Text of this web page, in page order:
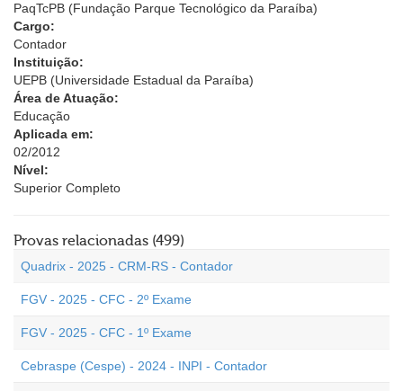
PaqTcPB (Fundação Parque Tecnológico da Paraíba)
Cargo:
Contador
Instituição:
UEPB (Universidade Estadual da Paraíba)
Área de Atuação:
Educação
Aplicada em:
02/2012
Nível:
Superior Completo
Provas relacionadas (499)
Quadrix - 2025 - CRM-RS - Contador
FGV - 2025 - CFC - 2º Exame
FGV - 2025 - CFC - 1º Exame
Cebraspe (Cespe) - 2024 - INPI - Contador